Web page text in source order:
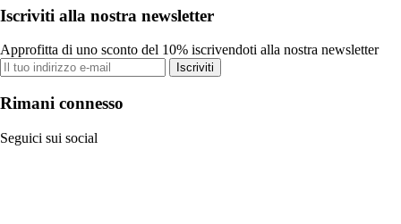
Iscriviti alla nostra newsletter
Approfitta di uno sconto del 10% iscrivendoti alla nostra newsletter
Iscriviti
Rimani connesso
Seguici sui social